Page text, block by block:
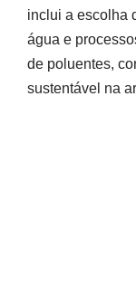
inclui a escolha
água e
de poluentes,
sustentável na